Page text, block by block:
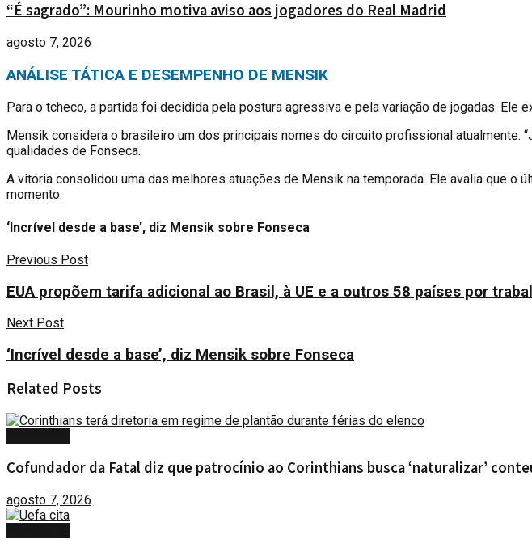
“É sagrado”: Mourinho motiva aviso aos jogadores do Real Madrid
agosto 7, 2026
ANÁLISE TÁTICA E DESEMPENHO DE MENSIK
Para o tcheco, a partida foi decidida pela postura agressiva e pela variação de jogadas.
Mensik considera o brasileiro um dos principais nomes do circuito profissional
qualidades de Fonseca.
A vitória consolidou uma das melhores atuações de Mensik na temporada. Ele avalia que
momento.
‘Incrível desde a base’, diz Mensik sobre Fonseca
Previous Post
EUA propõem tarifa adicional ao Brasil, à UE e a outros 58 países por
Next Post
‘Incrível desde a base’, diz Mensik sobre Fonseca
Related Posts
Cofundador da Fatal diz que patrocínio ao Corinthians busca ‘naturalizar’
agosto 7, 2026